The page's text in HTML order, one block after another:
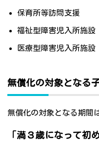
保育所等訪問支援
福祉型障害児入所施設
医療型障害児入所施設
無償化の対象となる
無償化の対象となる期間
「満３歳になって初